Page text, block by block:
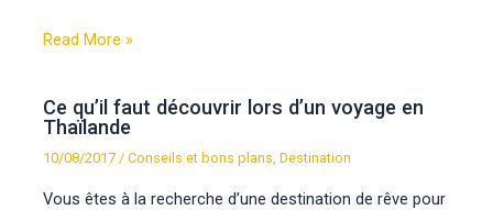
Read More »
Ce qu’il faut découvrir lors d’un voyage en
Thaïlande
10/08/2017 /Conseils et bons plans ,Destination
Vous êtes à la recherche d’une destination de rêve pour